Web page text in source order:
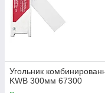
Угольник
KWB 300мм 67300